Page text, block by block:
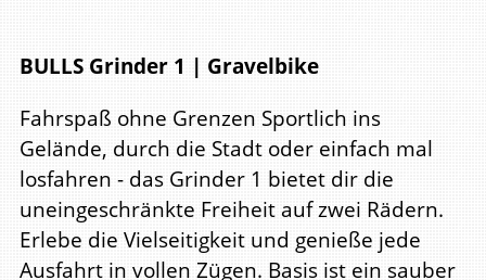
BULLS Grinder 1 | Gravelbike
Fahrspaß ohne Grenzen Sportlich ins
Gelände, durch die Stadt oder einfach mal
losfahren - das Grinder 1 bietet dir die
uneingeschränkte Freiheit auf zwei Rädern.
Erlebe die Vielseitigkeit und genieße jede
Ausfahrt in vollen Zügen. Basis ist ein sauber